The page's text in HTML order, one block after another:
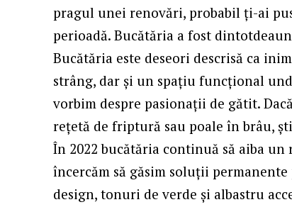
pragul unei renovări, probabil ți-ai
perioadă. Bucătăria a fost
Bucătăria este deseori descrisă ca
strâng, dar și un spațiu funcțional
vorbim despre pasionații de gătit.
rețetă de friptură sau poale în brâu,
În 2022 bucătăria continuă să aiba
încercăm să găsim soluții
design, tonuri de verde și albastru